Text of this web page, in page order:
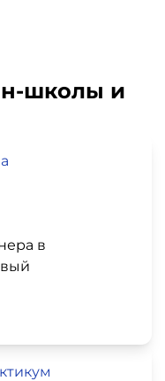
школы и
в